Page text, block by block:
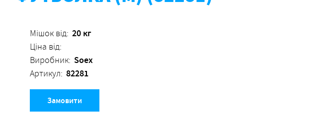
Мішок від: 20 кг
Ціна від:
Виробник: Soex
Артикул: 82281
Замовити